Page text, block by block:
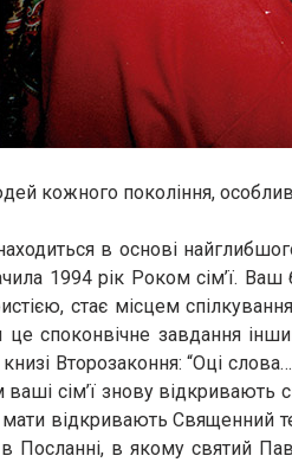
кожного покоління,
в основі
1994 рік Роком сім’ї.
стає місцем
споконвічне завдання
Второзаконня: “Оці
ваші сім’ї знову
відкривають Священний
Посланні, в якому святий